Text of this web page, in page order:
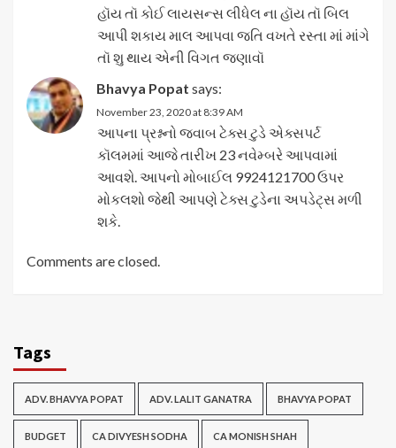
હૉય તૉ કોઈ લાયસન્સ લીધેલ ના હૉય તૉ બિલ
આપી શકાય માલ આપવા જતિ વખતે રસ્તા માં માંગે
તૉ શુ થાય એની વિગત જણાવૉ
Bhavya Popat says:
November 23, 2020 at 8:39 AM
આપના પ્રશ્નનો જવાબ ટેક્સ ટુડે એક્સપર્ટ
કૉલમમાં આજે તારીખ 23 નવેમ્બરે આપવામાં
આવશે. આપનો મોબાઈલ 9924121700 ઉપર
મોકલશો જેથી આપણે ટેક્સ ટુડેના અપડેટ્સ મળી
શકે.
Comments are closed.
Tags
ADV. BHAVYA POPAT ADV. LALIT GANATRA BHAVYA POPAT
BUDGET CA DIVYESH SODHA CA MONISH SHAH